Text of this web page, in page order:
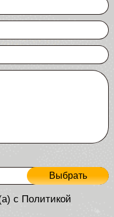
Выбрать
с Политикой